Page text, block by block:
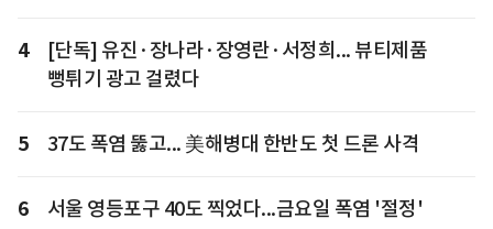
4
[단독] 유진·장나라·장영란·서정희... 뷰티제품
뻥튀기 광고 걸렸다
5 37도 폭염 뚫고... 美해병대 한반도 첫 드론 사격
6 서울 영등포구 40도 찍었다...금요일 폭염 '절정'